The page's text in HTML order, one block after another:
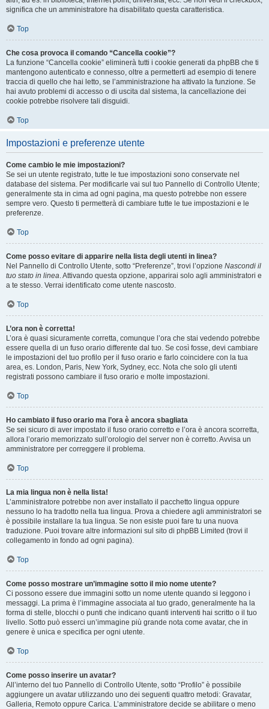
significa che un amministratore ha disabilitato questa caratteristica.
Top
Che cosa provoca il comando “Cancella cookie”?
La funzione “Cancella cookie” eliminerà tutti i cookie generati da phpBB che ti
mantengono autenticato e connesso, oltre a permetterti ad esempio di tenere
traccia di quello che hai letto, se l’amministrazione ha attivato la funzione. Se
hai avuto problemi di accesso o di uscita dal sistema, la cancellazione dei
cookie potrebbe risolvere tali disguidi.
Top
Impostazioni e preferenze utente
Come cambio le mie impostazioni?
Se sei un utente registrato, tutte le tue impostazioni sono conservate nel
database del sistema. Per modificarle vai sul tuo Pannello di Controllo Utente;
generalmente sta in cima ad ogni pagina, ma questo potrebbe non essere
sempre vero. Questo ti permetterà di cambiare tutte le tue impostazioni e le
preferenze.
Top
Come posso evitare di apparire nella lista degli utenti in linea?
Nel Pannello di Controllo Utente, sotto “Preferenze”, trovi l’opzione Nascondi il
tuo stato in linea. Attivando questa opzione, apparirai solo agli amministratori e
a te stesso. Verrai identificato come utente nascosto.
Top
L’ora non è corretta!
L’ora è quasi sicuramente corretta, comunque l’ora che stai vedendo potrebbe
essere quella di un fuso orario differente dal tuo. Se così fosse, devi cambiare
le impostazioni del tuo profilo per il fuso orario e farlo coincidere con la tua
area, es. London, Paris, New York, Sydney, ecc. Nota che solo gli utenti
registrati possono cambiare il fuso orario e molte impostazioni.
Top
Ho cambiato il fuso orario ma l’ora è ancora sbagliata
Se sei sicuro di aver impostato il fuso orario corretto e l’ora è ancora scorretta,
allora l’orario memorizzato sull’orologio del server non è corretto. Avvisa un
amministratore per correggere il problema.
Top
La mia lingua non è nella lista!
L’amministratore potrebbe non aver installato il pacchetto lingua oppure
nessuno lo ha tradotto nella tua lingua. Prova a chiedere agli amministratori se
è possibile installare la tua lingua. Se non esiste puoi fare tu una nuova
traduzione. Puoi trovare altre informazioni sul sito di phpBB Limited (trovi il
collegamento in fondo ad ogni pagina).
Top
Come posso mostrare un’immagine sotto il mio nome utente?
Ci possono essere due immagini sotto un nome utente quando si leggono i
messaggi. La prima è l’immagine associata al tuo grado, generalmente ha la
forma di stelle, blocchi o punti che indicano quanti interventi hai scritto o il tuo
livello. Sotto può esserci un’immagine più grande nota come avatar, che in
genere è unica e specifica per ogni utente.
Top
Come posso inserire un avatar?
All’interno del tuo Pannello di Controllo Utente, sotto “Profilo” è possibile
aggiungere un avatar utilizzando uno dei seguenti quattro metodi: Gravatar,
Galleria, Remoto oppure Carica. L’amministratore decide se abilitare o meno